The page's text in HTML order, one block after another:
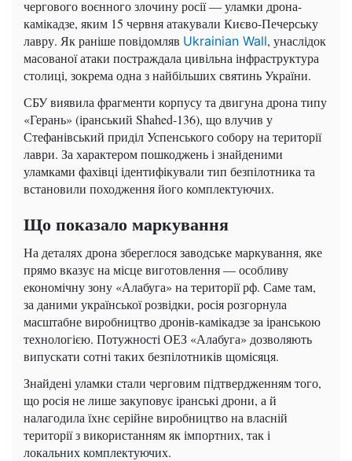
чергового воєнного злочину росії — уламки дрона-
камікадзе, яким 15 червня атакували Києво-Печерську
лавру. Як раніше повідомляв Ukrainian Wall, унаслідок
масованої атаки постраждала цивільна інфраструктура
столиці, зокрема одна з найбільших святинь України.
СБУ виявила фрагменти корпусу та двигуна дрона типу
«Герань» (іранський Shahed-136), що влучив у
Стефанівський приділ Успенського собору на території
лаври. За характером пошкоджень і знайденими
уламками фахівці ідентифікували тип безпілотника та
встановили походження його комплектуючих.
Що показало маркування
На деталях дрона збереглося заводське маркування, яке
прямо вказує на місце виготовлення — особливу
економічну зону «Алабуга» на території рф. Саме там,
за даними української розвідки, росія розгорнула
масштабне виробництво дронів-камікадзе за іранською
технологією. Потужності ОЕЗ «Алабуга» дозволяють
випускати сотні таких безпілотників щомісяця.
Знайдені уламки стали черговим підтвердженням того,
що росія не лише закуповує іранські дрони, а й
налагодила їхнє серійне виробництво на власній
території з використанням як імпортних, так і
локальних комплектуючих.